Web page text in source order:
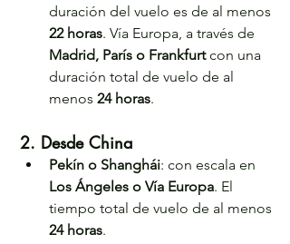
duración del vuelo es de al menos
22 horas. Vía Europa, a través de
Madrid, París o Frankfurt con una
duración total de vuelo de al
menos 24 horas.
2. Desde China
Pekín o Shanghái: con escala en
Los Ángeles o Vía Europa. El
tiempo total de vuelo de al menos
24 horas.